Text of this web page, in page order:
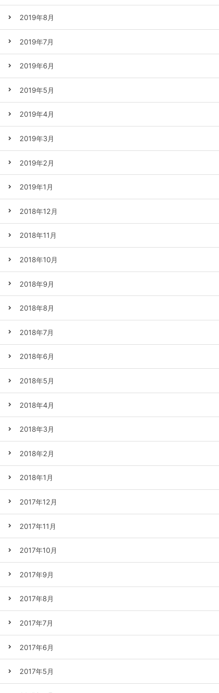
2019年8月
2019年7月
2019年6月
2019年5月
2019年4月
2019年3月
2019年2月
2019年1月
2018年12月
2018年11月
2018年10月
2018年9月
2018年8月
2018年7月
2018年6月
2018年5月
2018年4月
2018年3月
2018年2月
2018年1月
2017年12月
2017年11月
2017年10月
2017年9月
2017年8月
2017年7月
2017年6月
2017年5月